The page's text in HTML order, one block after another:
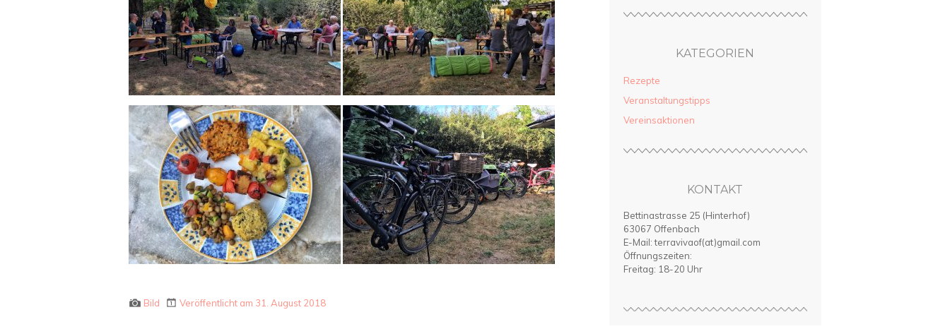
Bild Veröffentlicht am 31. August 2018
KATEGORIEN
Rezepte
Veranstaltungstipps
Vereinsaktionen
KONTAKT
Bettinastrasse 25 (Hinterhof)
63067 Offenbach
E-Mail: terravivaof(at)gmail.com
Öffnungszeiten:
Freitag: 18-20 Uhr